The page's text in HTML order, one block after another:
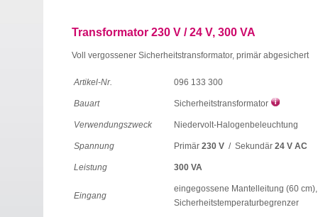
Transformator 230 V / 24 V, 300 VA
Voll vergossener Sicherheitstransformator, primär abgesichert
Artikel-Nr. 096 133 300
Bauart Sicherheitstransformator
Verwendungszweck Niedervolt-Halogenbeleuchtung
Spannung Primär 230 V / Sekundär 24 V AC
Leistung 300 VA
Eingang
eingegossene Mantelleitung (60
Sicherheitstemperaturbegrenzer